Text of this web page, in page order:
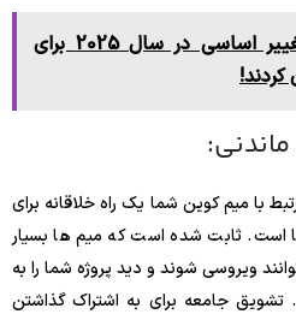
4 تغییر اساسی در سال 2025 برای
کردند!
با میم کوین شما یک راه خلاقانه برای
است. ثابت شده است که میم ها بسیار
ویروسی شوند و دید پروژه شما را به
تشویق جامعه برای به اشتراک گذاشتن